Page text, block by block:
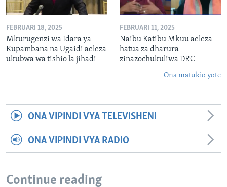
FEBRUARI 18, 2025
Mkurugenzi wa Idara ya
Kupambana na Ugaidi aeleza
ukubwa wa tishio la jihadi
FEBRUARI 11, 2025
Naibu Katibu Mkuu aeleza
hatua za dharura
zinazochukuliwa DRC
Ona matukio yote
ONA VIPINDI VYA TELEVISHENI
ONA VIPINDI VYA RADIO
Continue reading